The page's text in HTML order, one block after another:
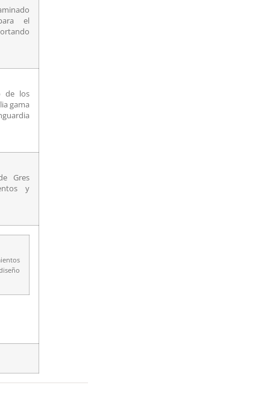
el
de los
gama
Gres
y